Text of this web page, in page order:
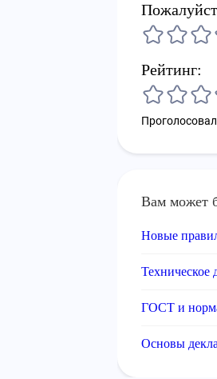
Рейтинг:
Вам может
Новые
Техническое
ГОСТ и
Основы